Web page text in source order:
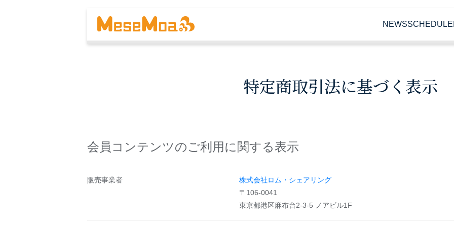
NEWSSCHEDULE
特定商取引法に基づく表示
会員コンテンツのご利用に関する表示
販売事業者
株式会社ロム・シェアリング
〒106-0041
東京都港区麻布台2-3-5 ノアビル1F